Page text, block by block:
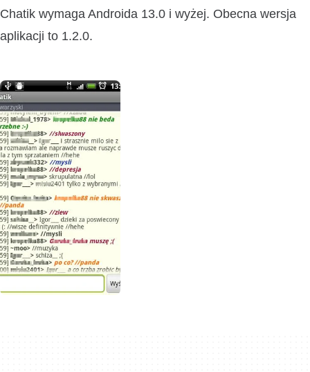
Chatik wymaga Androida 13.0 i wyżej. Obecna wersja
aplikacji to 1.2.0.